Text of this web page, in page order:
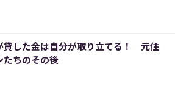
貸した金は自分が取り立てる！ 元住
たちのその後